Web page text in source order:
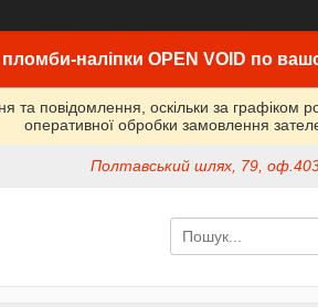
наліпки OPEN VOID по
повідомлення, оскільки за
оперативної обробки замовлення
Полтавський шлях, 79,